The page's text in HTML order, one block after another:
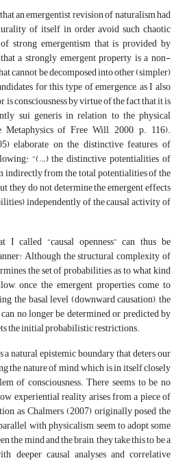
an emergentist revision of naturalism had
of itself in order avoid such chaotic
strong emergentism that is provided by
a strongly emergent property is a non-
cannot be decomposed into other (simpler)
for this type of emergence, as I also
is consciousness by virtue of the fact that it is
sui generis in relation to the physical
Metaphysics of Free Will, 2000, p. 116).
elaborate on the distinctive features of
“(…) the distinctive potentialities of
indirectly from the total potentialities of the
they do not determine the emergent effects
independently of the causal activity of
called “causal openness” can thus be
Although the structural complexity of
the set of probabilities as to what kind
once the emergent properties come to
the basal level (downward causation), the
no longer be determined or predicted by
the initial probabilistic restrictions.
natural epistemic boundary that deters our
the nature of mind, which is in itself closely
of consciousness. There seems to be no
experiential reality arises from a piece of
as Chalmers (2007) originally posed the
with physicalism, seem to adopt some
the mind and the brain, they take this to be a
deeper causal analyses and correlative